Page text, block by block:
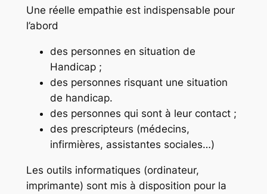
Une réelle empathie est indispensable pour
l’abord
des personnes en situation de
Handicap ;
des personnes risquant une situation
de handicap.
des personnes qui sont à leur contact ;
des prescripteurs (médecins,
infirmières, assistantes sociales…)
Les outils informatiques (ordinateur,
imprimante) sont mis à disposition pour la